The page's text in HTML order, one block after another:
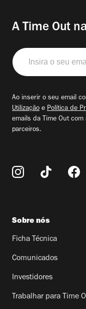
A Time Out
Insira
o
seu
Ao inserir o seu email
Utilização e Política de
emails da Time Out
parceiros.
Sobre nós
Ficha Técnica
Comunicados
Investidores
Trabalhar para Time